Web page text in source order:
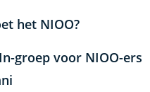
het NIOO?
groep voor NIOO-ers